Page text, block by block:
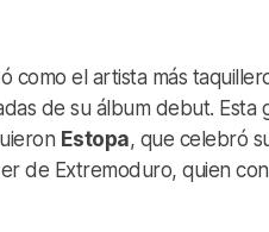
como el artista más
de su álbum debut.
Estopa, que celebró
de Extremoduro, quien